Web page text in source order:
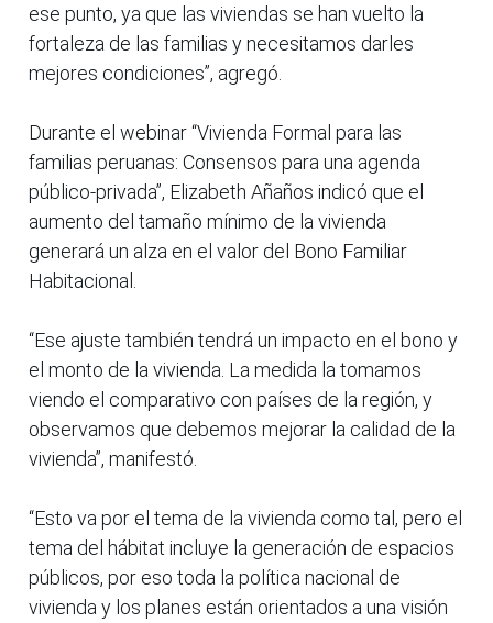
ese punto, ya que las viviendas se han vuelto la
fortaleza de las familias y necesitamos darles
mejores condiciones”, agregó.
Durante el webinar “Vivienda Formal para las
familias peruanas: Consensos para una agenda
público-privada”, Elizabeth Añaños indicó que el
aumento del tamaño mínimo de la vivienda
generará un alza en el valor del Bono Familiar
Habitacional.
“Ese ajuste también tendrá un impacto en el bono y
el monto de la vivienda. La medida la tomamos
viendo el comparativo con países de la región, y
observamos que debemos mejorar la calidad de la
vivienda”, manifestó.
“Esto va por el tema de la vivienda como tal, pero el
tema del hábitat incluye la generación de espacios
públicos, por eso toda la política nacional de
vivienda y los planes están orientados a una visión